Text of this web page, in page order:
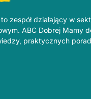
zespół działający w
ABC Dobrej Mamy
praktycznych